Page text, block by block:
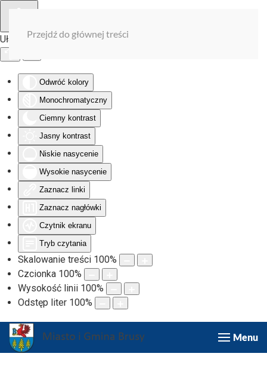
Ułatwienia dostępu
Odwróć kolory
Monochromatyczny
Ciemny kontrast
Jasny kontrast
Niskie nasycenie
Wysokie nasycenie
Zaznacz linki
Zaznacz nagłówki
Czytnik ekranu
Tryb czytania
Skalowanie treści 100%
Czcionka 100%
Wysokość linii 100%
Odstęp liter 100%
Przejdź do głównej treści
Menu